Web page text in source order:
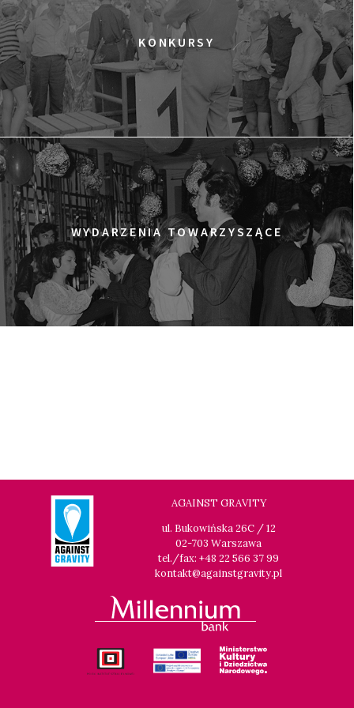
KONKURSY
WYDARZENIA TOWARZYSZĄCE
AGAINST GRAVITY
ul. Bukowińska 26C / 12
02-703 Warszawa
tel./fax: +48 22 566 37 99
kontakt@againstgravity.pl